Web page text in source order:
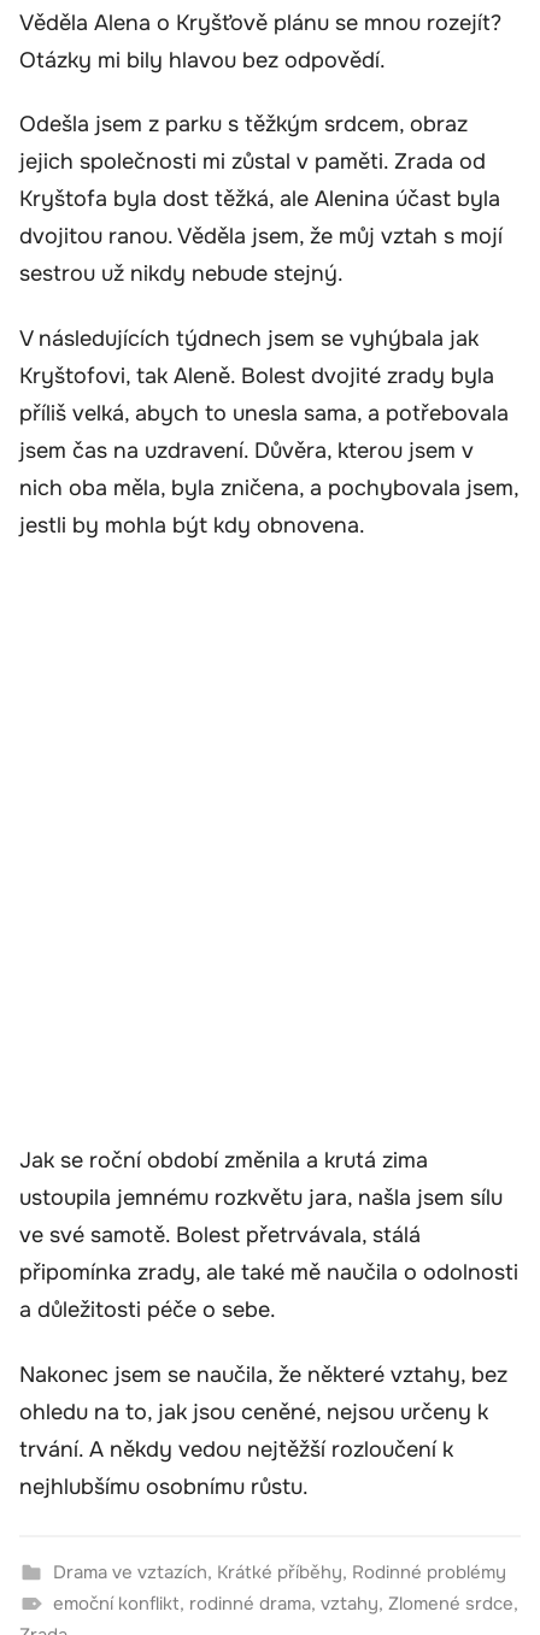
Věděla Alena o Kryšťově plánu se mnou rozejít?
Otázky mi bily hlavou bez odpovědí.
Odešla jsem z parku s těžkým srdcem, obraz
jejich společnosti mi zůstal v paměti. Zrada od
Kryštofa byla dost těžká, ale Alenina účast byla
dvojitou ranou. Věděla jsem, že můj vztah s mojí
sestrou už nikdy nebude stejný.
V následujících týdnech jsem se vyhýbala jak
Kryštofovi, tak Aleně. Bolest dvojité zrady byla
příliš velká, abych to unesla sama, a potřebovala
jsem čas na uzdravení. Důvěra, kterou jsem v
nich oba měla, byla zničena, a pochybovala jsem,
jestli by mohla být kdy obnovena.
Jak se roční období změnila a krutá zima
ustoupila jemnému rozkvětu jara, našla jsem sílu
ve své samotě. Bolest přetrvávala, stálá
připomínka zrady, ale také mě naučila o odolnosti
a důležitosti péče o sebe.
Nakonec jsem se naučila, že některé vztahy, bez
ohledu na to, jak jsou ceněné, nejsou určeny k
trvání. A někdy vedou nejtěžší rozloučení k
nejhlubšímu osobnímu růstu.
Drama ve vztazích, Krátké příběhy, Rodinné problémy
emoční konflikt, rodinné drama, vztahy, Zlomené srdce,